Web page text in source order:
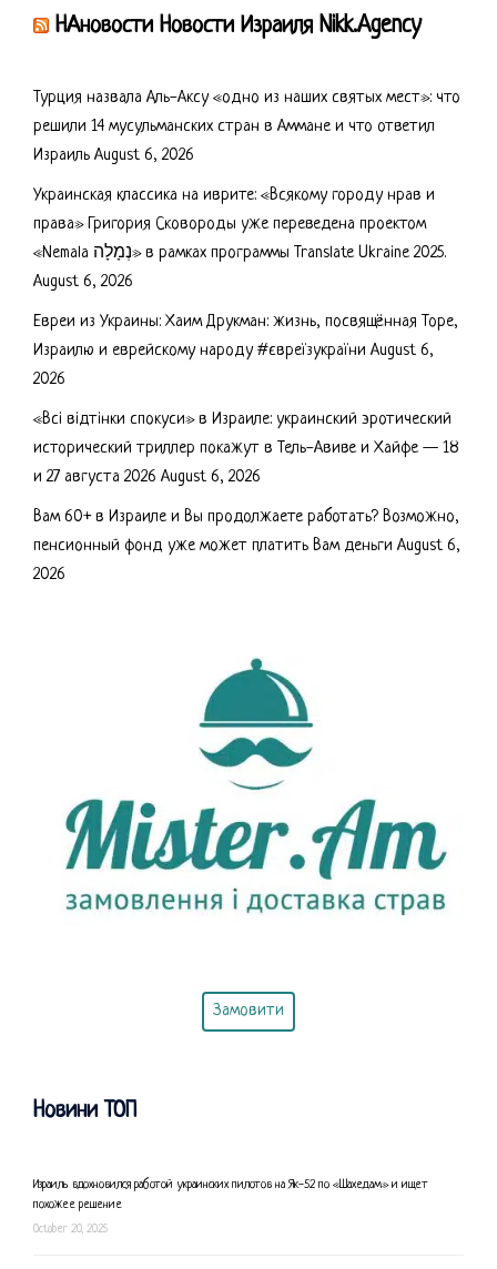
НАновости Новости Израиля Nikk.Agency
Турция назвала Аль-Аксу «одно из наших святых мест»: что
решили 14 мусульманских стран в Аммане и что ответил
Израиль August 6, 2026
Украинская классика на иврите: «Всякому городу нрав и
права» Григория Сковороды уже переведена проектом
«Nemala נְמָלָה» в рамках программы Translate Ukraine 2025.
August 6, 2026
Евреи из Украины: Хаим Друкман: жизнь, посвящённая Торе,
Израилю и еврейскому народу #євреїзукраїни August 6,
2026
«Всі відтінки спокуси» в Израиле: украинский эротический
исторический триллер покажут в Тель-Авиве и Хайфе — 18
и 27 августа 2026 August 6, 2026
Вам 60+ в Израиле и Вы продолжаете работать? Возможно,
пенсионный фонд уже может платить Вам деньги August 6,
2026
Замовити
Новини ТОП
Израиль вдохновился работой украинских пилотов на Як-52 по «Шахедам» и ищет
похожее решение
October 20, 2025